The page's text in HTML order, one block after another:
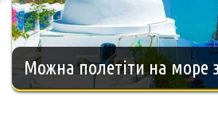
Новогодний тур на